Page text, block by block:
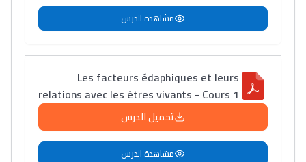
مشاهدة الدرس
Les facteurs édaphiques et leurs
relations avec les êtres vivants - Cours 1
تحميل الدرس
مشاهدة الدرس